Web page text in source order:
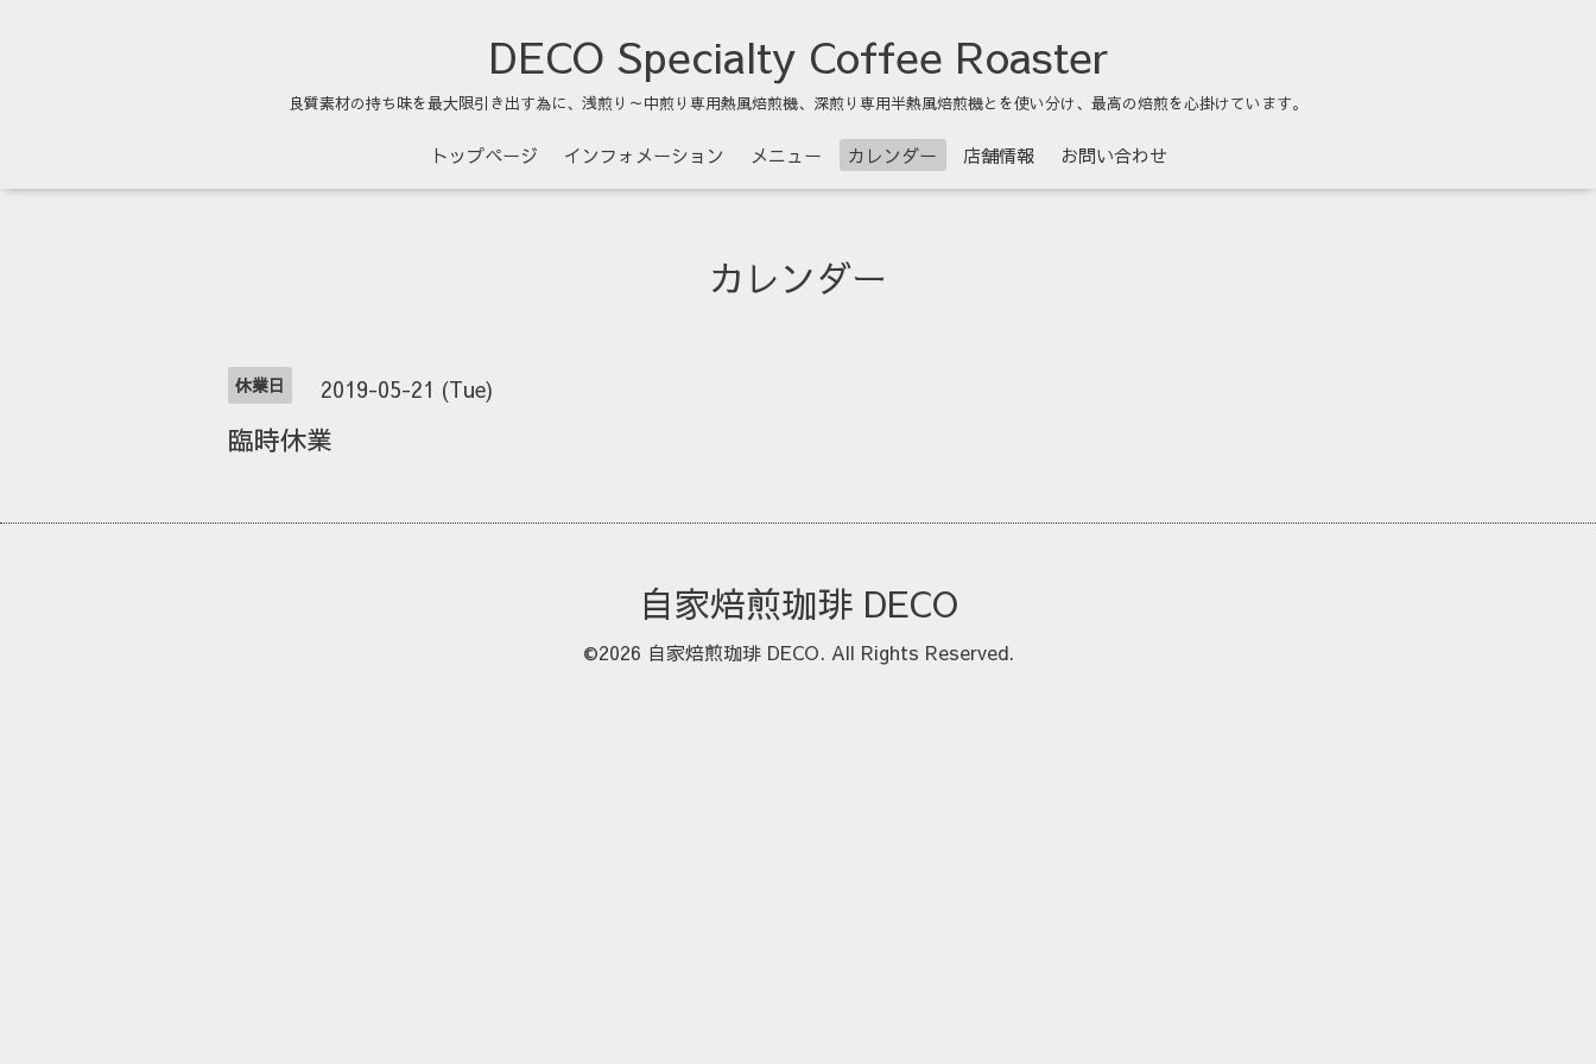
DECO Specialty Coffee Roaster
良質素材の持ち味を最大限引き出す為に、浅煎り～中煎り専用熱風焙煎機、深煎り専用半熱風焙煎機とを使い分け、最高の焙煎を心掛けています。
トップページ インフォメーション メニュー カレンダー 店舗情報 お問い合わせ
カレンダー
休業日 2019-05-21 (Tue)
臨時休業
自家焙煎珈琲 DECO
©2026 自家焙煎珈琲 DECO. All Rights Reserved.